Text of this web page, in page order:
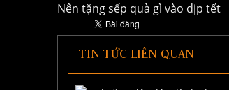
Nên tặng sếp quà gì vào dịp tết
TIN TỨC LIÊN QUAN